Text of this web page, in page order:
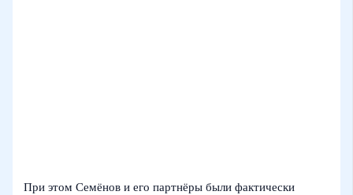
При этом Семёнов и его партнёры были фактически